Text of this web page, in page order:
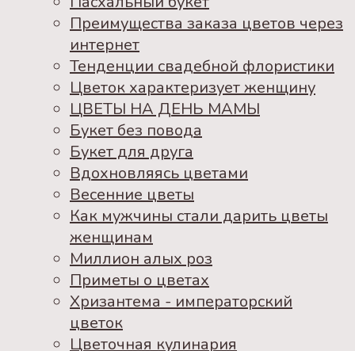
Преимущества заказа цветов через
интернет
Тенденции свадебной флористики
Цветок характеризует женщину
ЦВЕТЫ НА ДЕНЬ МАМЫ
Букет без повода
Букет для друга
Вдохновляясь цветами
Весенние цветы
Как мужчины стали дарить цветы
женщинам
Миллион алых роз
Приметы о цветах
Хризантема - императорский
цветок
Цветочная кулинария